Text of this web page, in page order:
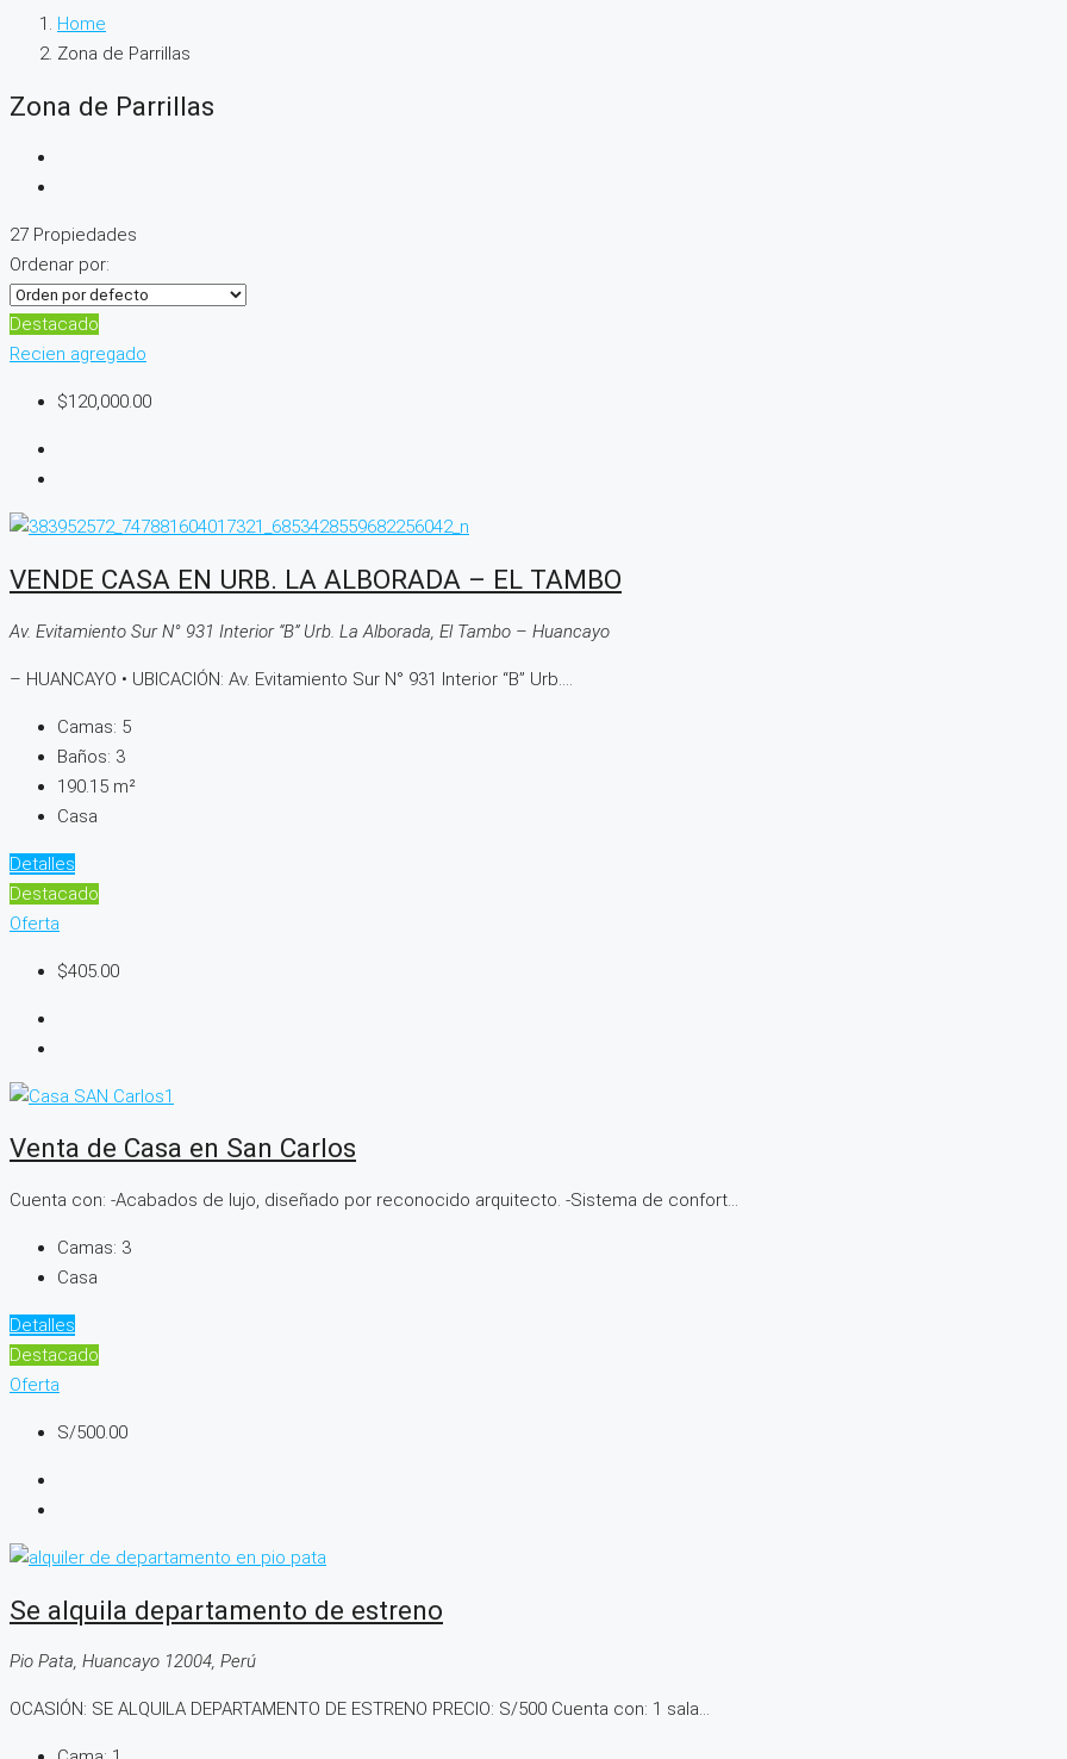
Home
Zona de Parrillas
Zona de Parrillas
27 Propiedades
Ordenar por:
Destacado
Recien agregado
$120,000.00
VENDE CASA EN URB. LA ALBORADA – EL TAMBO
Av. Evitamiento Sur N° 931 Interior “B” Urb. La Alborada, El Tambo – Huancayo
– HUANCAYO • UBICACIÓN: Av. Evitamiento Sur N° 931 Interior “B” Urb....
Camas: 5
Baños: 3
190.15 m²
Casa
Detalles
Destacado
Oferta
$405.00
Venta de Casa en San Carlos
Cuenta con: -Acabados de lujo, diseñado por reconocido arquitecto. -Sistema de confort...
Camas: 3
Casa
Detalles
Destacado
Oferta
S/500.00
Se alquila departamento de estreno
Pio Pata, Huancayo 12004, Perú
OCASIÓN: SE ALQUILA DEPARTAMENTO DE ESTRENO PRECIO: S/500 Cuenta con: 1 sala...